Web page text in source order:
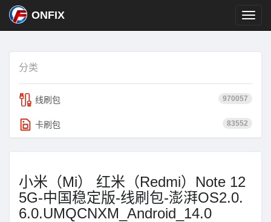
ONFIX
分类
970057
线刷包
83552
卡刷包
小米（Mi） 红米（Redmi）Note 12
5G-中国稳定版-线刷包-澎湃OS2.0.
6.0.UMQCNXM_Android_14.0